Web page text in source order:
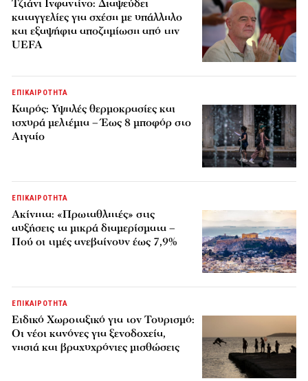
Τζιάνι Ινφαντίνο: Διαψεύδει
καταγγελίες για σχέση με υπάλληλο
και εξαψήφια αποζημίωση από την
UEFA
ΕΠΙΚΑΙΡΟΤΗΤΑ
Καιρός: Υψηλές θερμοκρασίες και
ισχυρά μελτέμια – Έως 8 μποφόρ στο
Αιγαίο
ΕΠΙΚΑΙΡΟΤΗΤΑ
Ακίνητα: «Πρωταθλητές» στις
αυξήσεις τα μικρά διαμερίσματα –
Πού οι τιμές ανεβαίνουν έως 7,9%
ΕΠΙΚΑΙΡΟΤΗΤΑ
Ειδικό Χωροταξικό για τον Τουρισμό:
Οι νέοι κανόνες για ξενοδοχεία,
νησιά και βραχυχρόνιες μισθώσεις